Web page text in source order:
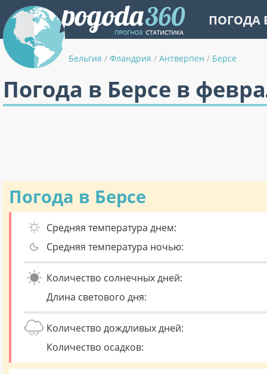
ПОГОДА
Бельгия / Фландрия / Антверпен / Берсе
Погода в Берсе в
Погода в Берсе
Средняя температура днем:
Средняя температура ночью:
Количество солнечных дней:
Длина светового дня:
Количество дождливых дней:
Количество осадков: